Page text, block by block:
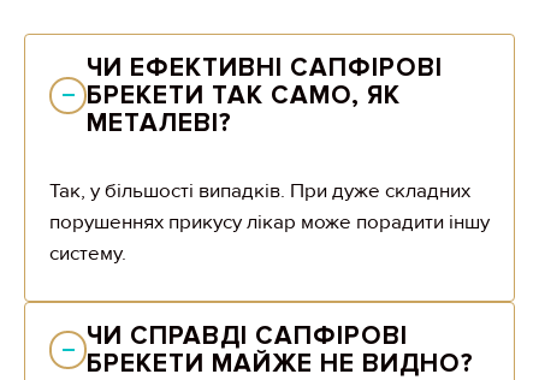
ЧИ ЕФЕКТИВНІ САПФІРОВІ
БРЕКЕТИ ТАК САМО, ЯК
МЕТАЛЕВІ?
Так, у більшості випадків. При дуже складних
порушеннях прикусу лікар може порадити іншу
систему.
ЧИ СПРАВДІ САПФІРОВІ
БРЕКЕТИ МАЙЖЕ НЕ ВИДНО?